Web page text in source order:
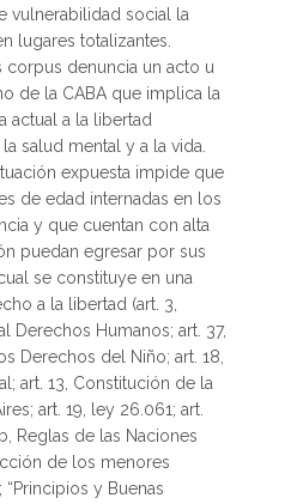
vulnerabilidad social la
lugares totalizantes.
corpus denuncia un acto u
de la CABA que implica la
actual a la libertad
salud mental y a la vida.
expuesta impide que
de edad internadas en los
y que cuentan con alta
puedan egresar por sus
se constituye en una
a la libertad (art. 3,
Derechos Humanos; art. 37,
Derechos del Niño; art. 18,
art. 13, Constitución de la
art. 19, ley 26.061; art.
Reglas de las Naciones
de los menores
y Buenas